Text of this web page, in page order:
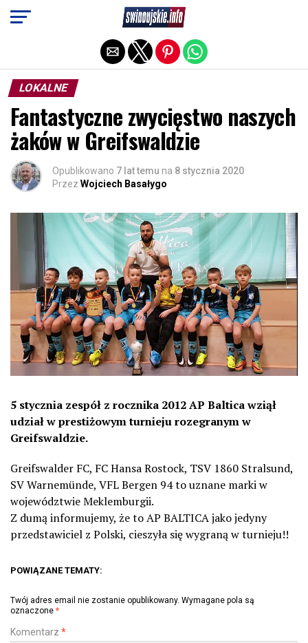
LOKALNE
Fantastyczne zwycięstwo naszych
żaków w Greifswaldzie
Opublikowano 7 lat temu na 8 stycznia 2020
Przez Wojciech Basałygo
5 stycznia zespół z rocznika 2012 AP Baltica wziął
udział w prestiżowym turnieju rozegranym w
Greifswaldzie.
Greifswalder FC, FC Hansa Rostock, TSV 1860 Stralsund,
SV Warnemünde, VFL Bergen 94 to uznane marki w
województwie Meklemburgii.
Z dumą informujemy, że to AP BALTICA jako jedyny
przedstawiciel z Polski, cieszyła się wygraną w turnieju!!
POWIĄZANE TEMATY:
Twój adres email nie zostanie opublikowany. Wymagane pola są
oznaczone *
Komentarz *
Exit mobile version